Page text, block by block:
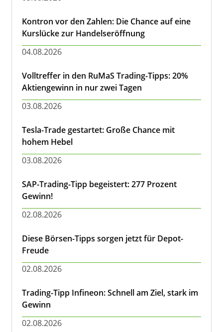
Kontron vor den Zahlen: Die Chance auf eine
Kurslücke zur Handelseröffnung
04.08.2026
Volltreffer in den RuMaS Trading-Tipps: 20%
Aktiengewinn in nur zwei Tagen
03.08.2026
Tesla-Trade gestartet: Große Chance mit
hohem Hebel
03.08.2026
SAP-Trading-Tipp begeistert: 277 Prozent
Gewinn!
02.08.2026
Diese Börsen-Tipps sorgen jetzt für Depot-
Freude
02.08.2026
Trading-Tipp Infineon: Schnell am Ziel, stark im
Gewinn
02.08.2026